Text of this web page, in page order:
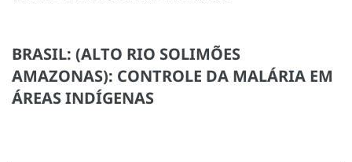
BRASIL: (ALTO RIO SOLIMÕES
AMAZONAS): CONTROLE DA MALÁRIA EM
ÁREAS INDÍGENAS